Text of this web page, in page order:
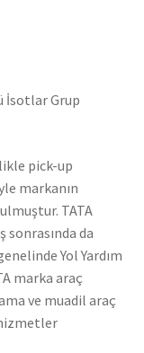
İsotlar Grup
pick-up
markanın
TATA
sonrasında da
Yol Yardım
marka araç
ve muadil araç